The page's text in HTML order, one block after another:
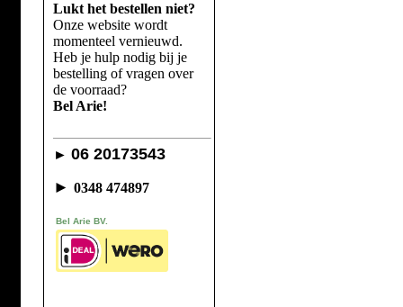
Lukt het bestellen niet?
Onze website wordt
momenteel vernieuwd.
Heb je hulp nodig bij je
bestelling of vragen over
de voorraad?
Bel Arie!
► 06 20173543
► 0348 474897
Bel Arie BV.